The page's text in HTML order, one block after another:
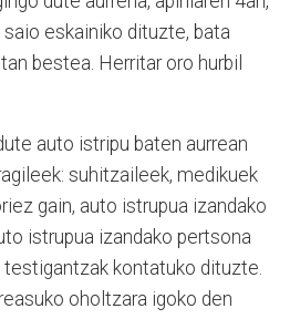
eskainiko dituzte, bata
bestea. Herritar oro hurbil
auto istripu baten aurrean
suhitzaileek, medikuek
gain, auto istrupua izandako
istrupua izandako pertsona
testigantzak kontatuko dituzte.
oholtzara igoko den